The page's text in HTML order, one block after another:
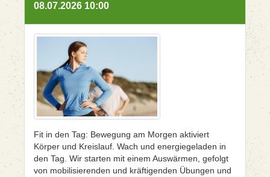
08.07.2026 10:00
Fit in den Tag: Bewegung am Morgen aktiviert
Körper und Kreislauf. Wach und energiegeladen in
den Tag. Wir starten mit einem Auswärmen, gefolgt
von mobilisierenden und kräftigenden Übungen und